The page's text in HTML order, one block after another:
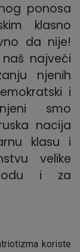
ponosa
klasno
da nije!
najveći
njenih
i
smo
nacija
klasu i
velike
i za
koriste